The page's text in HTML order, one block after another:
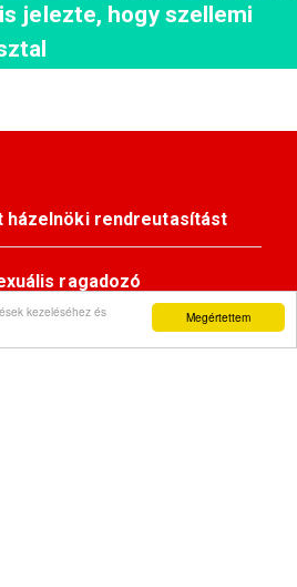
Megértettem
kezeléséhez és
jelezte, hogy szellemi
házelnöki rendreutasítást
ragadozó